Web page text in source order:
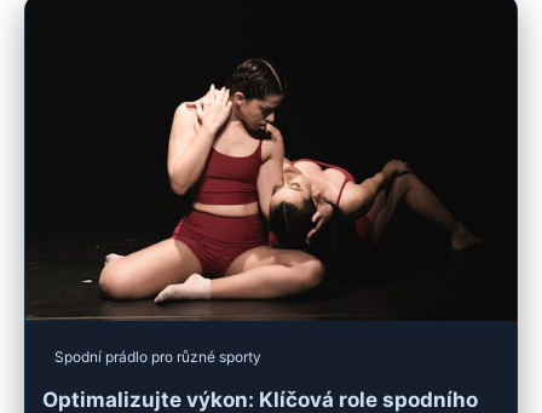
Spodní prádlo pro různé sporty
Optimalizujte výkon: Klíčová role spodního